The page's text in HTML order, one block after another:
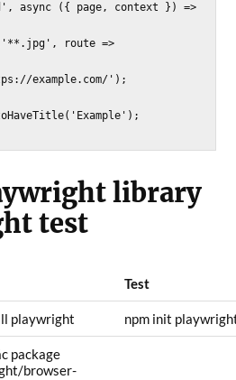
async ({ page, context }) =>
library
test
Test
playwright npm init
package
browser-